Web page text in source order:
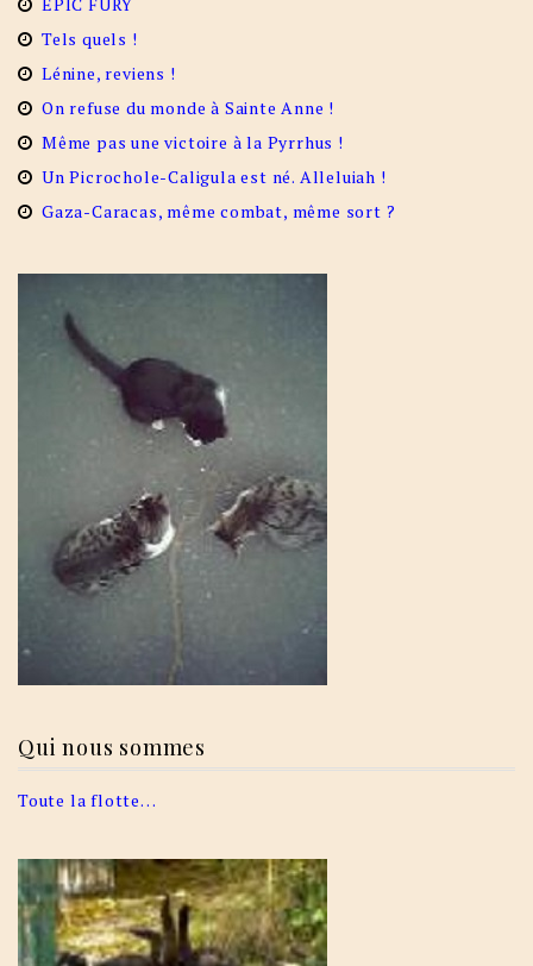
EPIC FURY
Tels quels !
Lénine, reviens !
On refuse du monde à Sainte Anne !
Même pas une victoire à la Pyrrhus !
Un Picrochole-Caligula est né. Alleluiah !
Gaza-Caracas, même combat, même sort ?
Qui nous sommes
Toute la flotte…